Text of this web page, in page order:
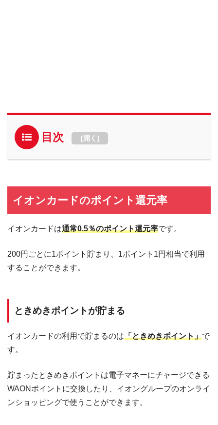
目次 [開く ]
イオンカードのポイント還元率
イオンカードは通常0.5％のポイント還元率です。
200円ごとに1ポイント貯まり、1ポイント1円相当で利用
することができます。
ときめきポイントが貯まる
イオンカードの利用で貯まるのは「ときめきポイント」で
す。
貯まったときめきポイントは電子マネーにチャージできる
WAONポイントに交換したり、イオングループのオンライ
ンショッピングで使うことができます。